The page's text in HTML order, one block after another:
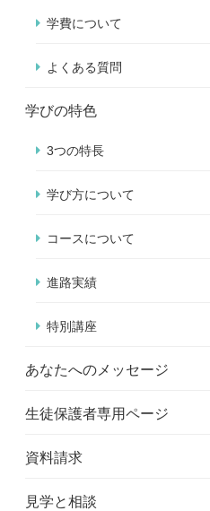
学費について
よくある質問
学びの特色
3つの特長
学び方について
コースについて
進路実績
特別講座
あなたへのメッセージ
生徒保護者専用ページ
資料請求
見学と相談